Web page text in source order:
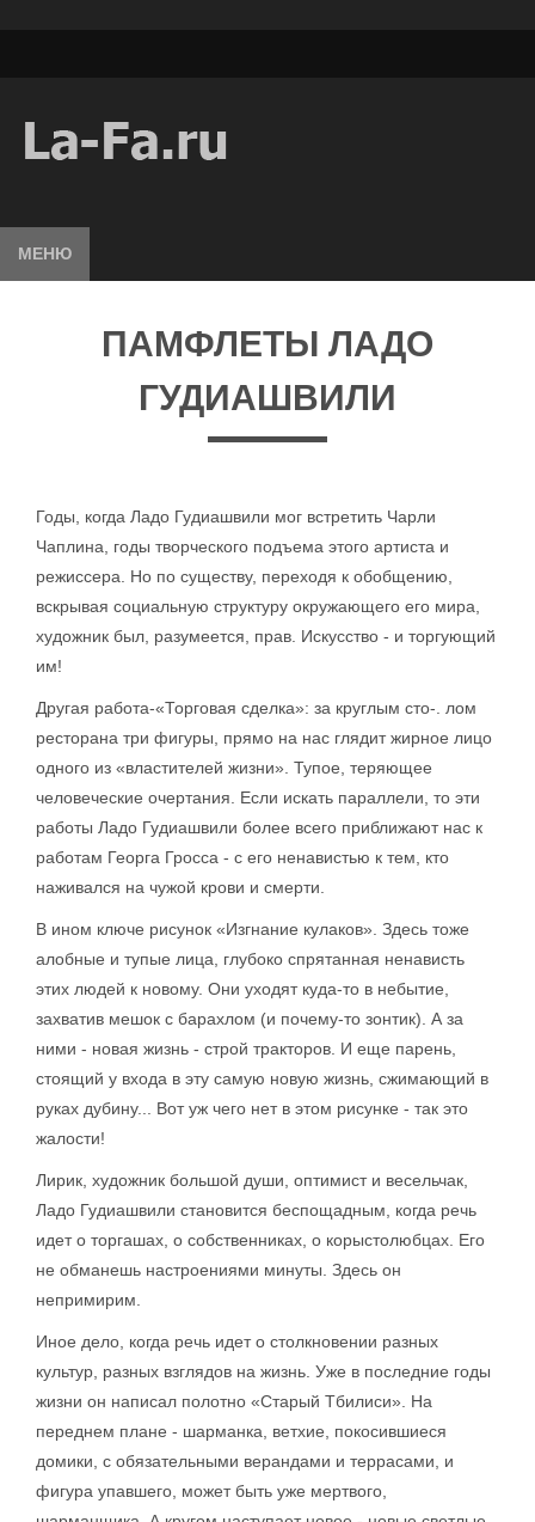
МЕНЮ
ПАМФЛЕТЫ ЛАДО
ГУДИАШВИЛИ
Годы, когда Ладо Гудиашвили мог встретить Чарли
Чаплина, годы творческого подъема этого артиста и
режиссера. Но по существу, переходя к обобщению,
вскрывая социальную структуру окружающего его мира,
художник был, разумеется, прав. Искусство - и торгующий
им!
Другая работа-«Торговая сделка»: за круглым сто-. лом
ресторана три фигуры, прямо на нас глядит жирное лицо
одного из «властителей жизни». Тупое, теряющее
человеческие очертания. Если искать параллели, то эти
работы Ладо Гудиашвили более всего приближают нас к
работам Георга Гросса - с его ненавистью к тем, кто
наживался на чужой крови и смерти.
В ином ключе рисунок «Изгнание кулаков». Здесь тоже
алобные и тупые лица, глубоко спрятанная ненависть
этих людей к новому. Они уходят куда-то в небытие,
захватив мешок с барахлом (и почему-то зонтик). А за
ними - новая жизнь - строй тракторов. И еще парень,
стоящий у входа в эту самую новую жизнь, сжимающий в
руках дубину... Вот уж чего нет в этом рисунке - так это
жалости!
Лирик, художник большой души, оптимист и весельчак,
Ладо Гудиашвили становится беспощадным, когда речь
идет о торгашах, о собственниках, о корыстолюбцах. Его
не обманешь настроениями минуты. Здесь он
непримирим.
Иное дело, когда речь идет о столкновении разных
культур, разных взглядов на жизнь. Уже в последние годы
жизни он написал полотно «Старый Тбилиси». На
переднем плане - шарманка, ветхие, покосившиеся
домики, с обязательными верандами и террасами, и
фигура упавшего, может быть уже мертвого,